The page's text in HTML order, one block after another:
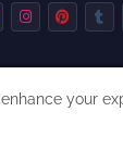
Geometri
your